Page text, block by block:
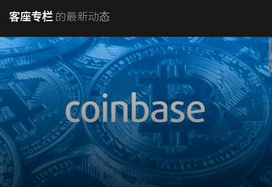
项目官方讯息
COTI
Solve.Care
币种介绍
ICO评析
新手入门教学
交易所
客座专栏的最新动态